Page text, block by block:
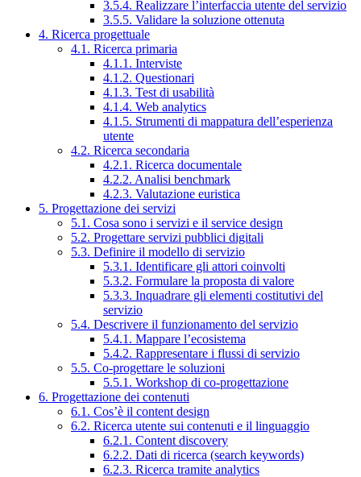
3.5.4. Realizzare l’interfaccia utente del servizio
3.5.5. Validare la soluzione ottenuta
4. Ricerca progettuale
4.1. Ricerca primaria
4.1.1. Interviste
4.1.2. Questionari
4.1.3. Test di usabilità
4.1.4. Web analytics
4.1.5. Strumenti di mappatura dell’esperienza
utente
4.2. Ricerca secondaria
4.2.1. Ricerca documentale
4.2.2. Analisi benchmark
4.2.3. Valutazione euristica
5. Progettazione dei servizi
5.1. Cosa sono i servizi e il service design
5.2. Progettare servizi pubblici digitali
5.3. Definire il modello di servizio
5.3.1. Identificare gli attori coinvolti
5.3.2. Formulare la proposta di valore
5.3.3. Inquadrare gli elementi costitutivi del
servizio
5.4. Descrivere il funzionamento del servizio
5.4.1. Mappare l’ecosistema
5.4.2. Rappresentare i flussi di servizio
5.5. Co-progettare le soluzioni
5.5.1. Workshop di co-progettazione
6. Progettazione dei contenuti
6.1. Cos’è il content design
6.2. Ricerca utente sui contenuti e il linguaggio
6.2.1. Content discovery
6.2.2. Dati di ricerca (search keywords)
6.2.3. Ricerca tramite analytics